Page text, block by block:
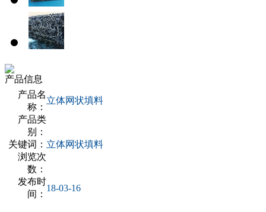
产品信息
产品名
称：
立体网状填料
产品类
别：
关键词： 立体网状填料
浏览次
数：
发布时
间：
18-03-16